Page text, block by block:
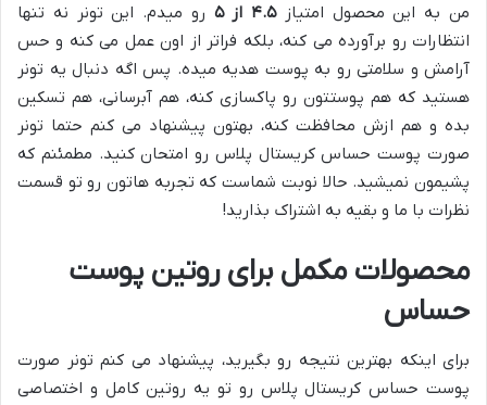
من به این محصول امتیاز۴.۵ از ۵
رو میدم. این تونر نه تنها
انتظارات رو برآورده می کنه، بلکه فراتر از اون عمل می کنه و حس
آرامش و سلامتی رو به پوست هدیه میده. پس اگه دنبال یه تونر
هستید که هم پوستتون رو پاکسازی کنه، هم آبرسانی، هم تسکین
بده و هم ازش محافظت کنه، بهتون پیشنهاد می کنم حتما تونر
صورت پوست حساس کریستال پلاس رو امتحان کنید. مطمئنم که
پشیمون نمیشید. حالا نوبت شماست که تجربه هاتون رو تو قسمت
نظرات با ما و بقیه به اشتراک بذارید!
محصولات مکمل برای روتین پوست
حساس
برای اینکه بهترین نتیجه رو بگیرید، پیشنهاد می کنم تونر صورت
پوست حساس کریستال پلاس رو تو یه روتین کامل و اختصاصی